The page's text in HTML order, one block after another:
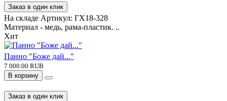
Панно с пистолетом "Маузер"
8 400.00 RUB
В корзину
Заказ в один клик
На складе Артикул:
Материал - медь, рама-пластик. ..
Хит
Панно "Боже дай..."